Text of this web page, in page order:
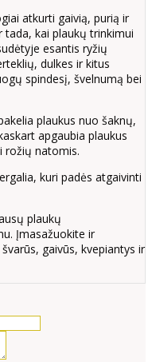
atkurti gaivią, purią ir
tada, kai plaukų trinkimui
esantis ryžių
dulkes ir kitus
spindesį, švelnumą bei
plaukus nuo šaknų,
apgaubia plaukus
rožių natomis.
kuri padės atgaivinti
plaukų
Įmasažuokite ir
gaivūs, kvepiantys ir